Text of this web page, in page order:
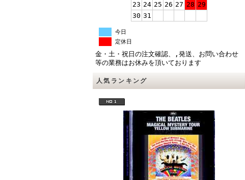
23 24 25 26 27 28 29
30 31
今日
定休日
金・土・祝日の注文確認、,発送、お問い合わせ
等の業務はお休みを頂いております
人気ランキング